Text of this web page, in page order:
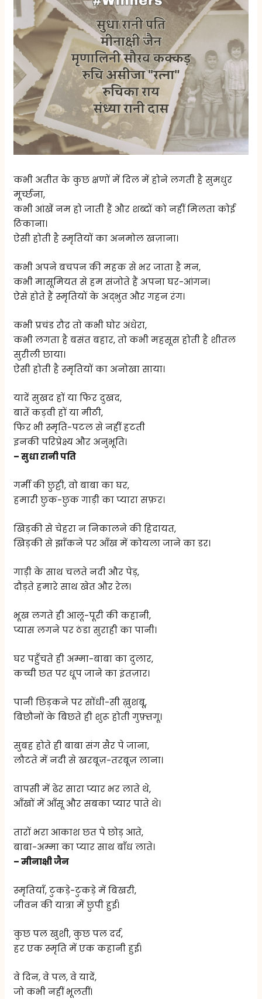
कभी अतीत के कुछ क्षणों में दिल में होने लगती है सुमधुर
मूर्च्छना,
कभी आंखें नम हो जाती हैं और शब्दों को नहीं मिलता कोई
ठिकाना।
ऐसी होती है स्मृतियों का अनमोल खज़ाना।
कभी अपने बचपन की महक से भर जाता है मन,
कभी मासूमियत से हम संजोते हैं अपना घर-आंगन।
ऐसे होते हैं स्मृतियों के अद्भुत और गहन रंग।
कभी प्रचंड रौद्र तो कभी घोर अंधेरा,
कभी लगता है बसंत बहार, तो कभी महसूस होती है शीतल
सुरीली छाया।
ऐसी होती है स्मृतियों का अनोखा साया।
यादें सुखद हों या फिर दुखद,
बातें कड़वी हों या मीठी,
फिर भी स्मृति-पटल से नहीं हटती
इनकी परिप्रेक्ष्य और अनुभूति।
– सुधा रानी पति
गर्मी की छुट्टी, वो बाबा का घर,
हमारी छुक-छुक गाड़ी का प्यारा सफ़र।
खिड़की से चेहरा न निकालने की हिदायत,
खिड़की से झाँकने पर आँख में कोयला जाने का डर।
गाड़ी के साथ चलते नदी और पेड़,
दौड़ते हमारे साथ खेत और रेल।
भूख लगते ही आलू-पूरी की कहानी,
प्यास लगने पर ठंडा सुराही का पानी।
घर पहुँचते ही अम्मा-बाबा का दुलार,
कच्ची छत पर धूप जाने का इंतज़ार।
पानी छिड़कने पर सोंधी-सी ख़ुशबू,
बिछौनों के बिछते ही शुरू होती गुफ़्तगू।
सुबह होते ही बाबा संग सैर पे जाना,
लौटते में नदी से खरबूज़-तरबूज़ लाना।
वापसी में ढेर सारा प्यार भर लाते थे,
आँखों में आँसू और सबका प्यार पाते थे।
तारों भरा आकाश छत पे छोड़ आते,
बाबा-अम्मा का प्यार साथ बाँध लाते।
– मीनाक्षी जैन
स्मृतियाँ, टुकड़े-टुकड़े में बिखरी,
जीवन की यात्रा में छुपी हुई।
कुछ पल खुशी, कुछ पल दर्द,
हर एक स्मृति में एक कहानी हुई।
वे दिन, वे पल, वे यादें,
जो कभी नहीं भूलतीं।